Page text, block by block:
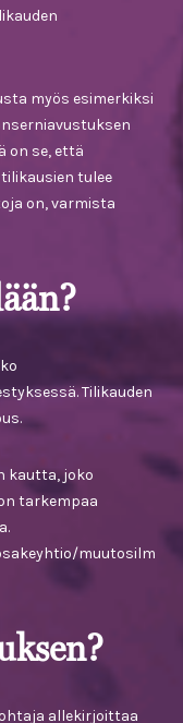
myös esimerkiksi
on se, että
tulee
on, varmista
Tilikauden
kautta, joko
tarkempaa
muutosilm
allekirjoittaa